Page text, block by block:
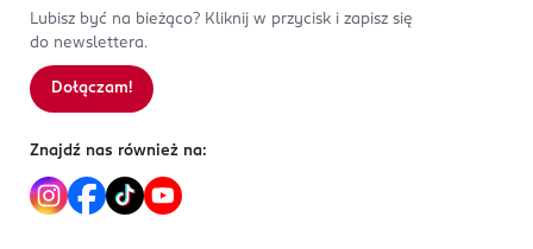
Lubisz być na bieżąco? Kliknij w przycisk i zapisz się
do newslettera.
Dołączam!
Znajdź nas również na: